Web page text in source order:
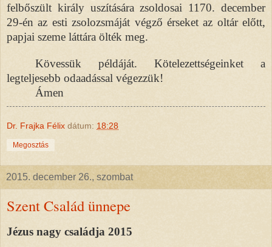
felbőszült király uszítására zsoldosai 1170. december
29-én az esti zsolozsmáját végző érseket az oltár előtt,
papjai szeme láttára ölték meg.
Kövessük példáját. Kötelezettségeinket a
legteljesebb odaadással végezzük!
Ámen
Dr. Frajka Félix dátum: 18:28
Megosztás
2015. december 26., szombat
Szent Család ünnepe
Jézus nagy családja 2015